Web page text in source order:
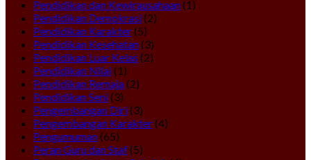
Pendidikan dan Kewirausahaan(1)
Pendidikan Demokrasi(2)
Pendidikan Karakter(5)
Pendidikan Kesehatan(3)
Pendidikan Luar Kelas (2)
Pendidikan Nilai(1)
Pendidikan Remaja(2)
Pendidikan Seni(3)
Pengembangan Diri(3)
Pengembangan Karakter(4)
Pengumuman(65)
Peran Guru dan Staf(5)